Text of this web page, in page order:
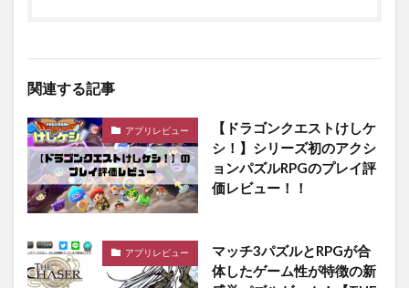
関連する記事
アプリレビュー
【ドラゴンクエストけしケ
シ！】シリーズ初のアクシ
ョンパズルRPGのプレイ評
価レビュー！！
アプリレビュー
マッチ3パズルとRPGが合
体したゲーム性が特徴の新